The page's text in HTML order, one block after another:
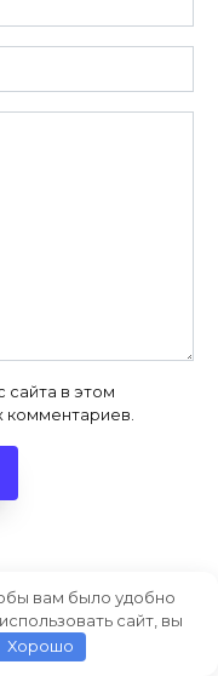
сайта в этом
комментариев.
вам было удобно
сайт, вы
Хорошо